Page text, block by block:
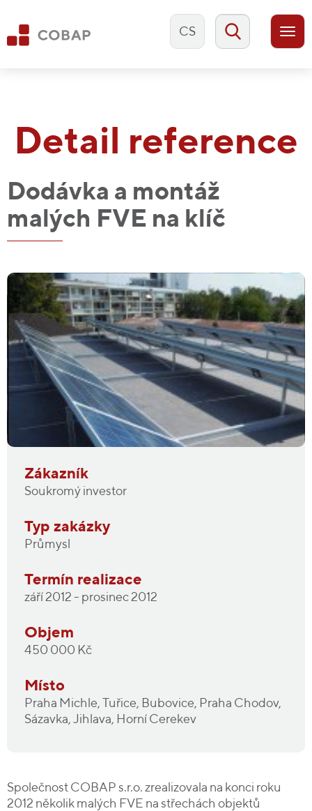
CS
Detail reference
Dodávka a montáž
malých FVE na klíč
Zákazník
Soukromý investor
Typ zakázky
Průmysl
Termín realizace
září 2012 - prosinec 2012
Objem
450 000 Kč
Místo
Praha Michle, Tuřice, Bubovice, Praha Chodov,
Sázavka, Jihlava, Horní Cerekev
Společnost COBAP s.r.o. zrealizovala na konci roku
2012 několik malých FVE na střechách objektů